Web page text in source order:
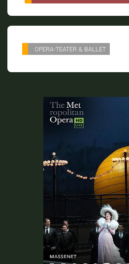
OPERA-TEATER & BALLET